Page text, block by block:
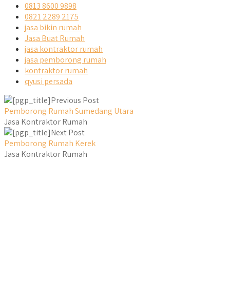
0813 8600 9898
0821 2289 2175
jasa bikin rumah
Jasa Buat Rumah
jasa kontraktor rumah
jasa pemborong rumah
kontraktor rumah
qyusi persada
Previous Post
Pemborong Rumah Sumedang Utara
Jasa Kontraktor Rumah
Next Post
Pemborong Rumah Kerek
Jasa Kontraktor Rumah